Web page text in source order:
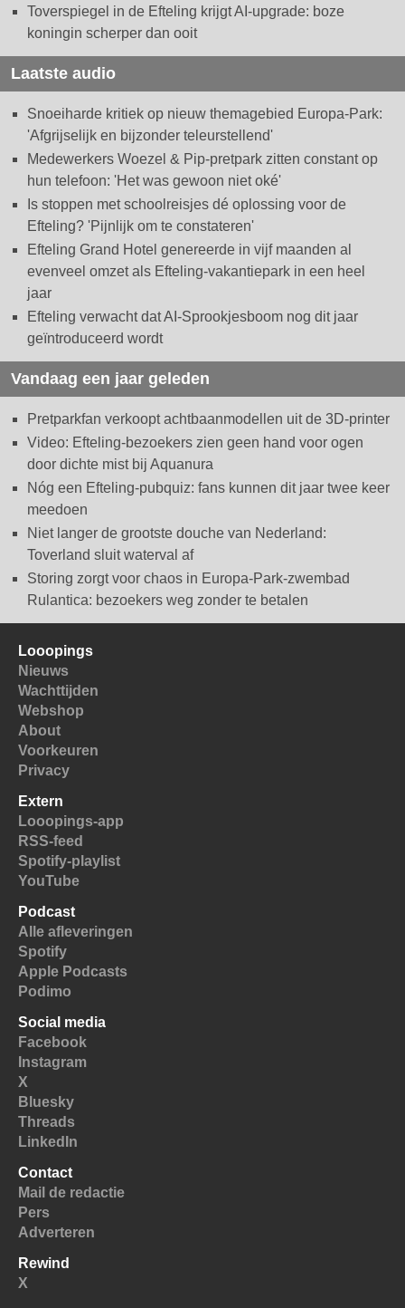
Toverspiegel in de Efteling krijgt AI-upgrade: boze
koningin scherper dan ooit
Laatste audio
Snoeiharde kritiek op nieuw themagebied Europa-Park:
'Afgrijselijk en bijzonder teleurstellend'
Medewerkers Woezel & Pip-pretpark zitten constant op
hun telefoon: 'Het was gewoon niet oké'
Is stoppen met schoolreisjes dé oplossing voor de
Efteling? 'Pijnlijk om te constateren'
Efteling Grand Hotel genereerde in vijf maanden al
evenveel omzet als Efteling-vakantiepark in een heel
jaar
Efteling verwacht dat AI-Sprookjesboom nog dit jaar
geïntroduceerd wordt
Vandaag een jaar geleden
Pretparkfan verkoopt achtbaanmodellen uit de 3D-printer
Video: Efteling-bezoekers zien geen hand voor ogen
door dichte mist bij Aquanura
Nóg een Efteling-pubquiz: fans kunnen dit jaar twee keer
meedoen
Niet langer de grootste douche van Nederland:
Toverland sluit waterval af
Storing zorgt voor chaos in Europa-Park-zwembad
Rulantica: bezoekers weg zonder te betalen
Looopings
Nieuws
Wachttijden
Webshop
About
Voorkeuren
Privacy
Extern
Looopings-app
RSS-feed
Spotify-playlist
YouTube
Podcast
Alle afleveringen
Spotify
Apple Podcasts
Podimo
Social media
Facebook
Instagram
X
Bluesky
Threads
LinkedIn
Contact
Mail de redactie
Pers
Adverteren
Rewind
X